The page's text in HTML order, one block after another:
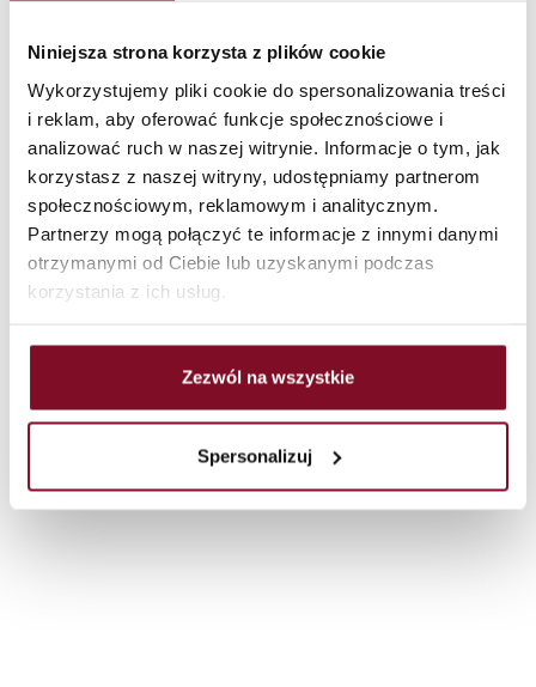
Niniejsza strona korzysta z plików cookie
Wykorzystujemy pliki cookie do spersonalizowania treści
i reklam, aby oferować funkcje społecznościowe i
analizować ruch w naszej witrynie. Informacje o tym, jak
korzystasz z naszej witryny, udostępniamy partnerom
społecznościowym, reklamowym i analitycznym.
Partnerzy mogą połączyć te informacje z innymi danymi
otrzymanymi od Ciebie lub uzyskanymi podczas
korzystania z ich usług.
Zezwól na wszystkie
Spersonalizuj
Griff auf beiden Seiten,
Einsatz mit Schlüssel
Lorem ipsum dolor site amet, consectetur adipiscing
elite. Suspendisse varius enim in eros elementum
tristique. Duis cursus, mi quis viverra ornare, eros dolor
interdum nulla, ut comodo diam libero vitae erat. Aenea
faucibus nibh et juste cursus id rutrum lorem imperdiet.
Nunc ut sem vitae risus tristique posuere.